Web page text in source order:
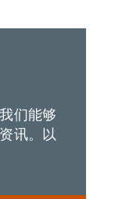
们能够
讯。以